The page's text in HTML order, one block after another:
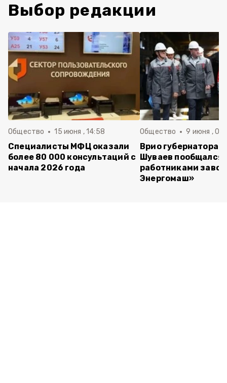
Выбор редакции
Общество 15 июня , 14:58
Специалисты МФЦ оказали
более 80 000 консультаций с
начала 2026 года
Общество 9 июня ,
Врио губернатора
Шуваев пообщался
работниками
Энергомаш»